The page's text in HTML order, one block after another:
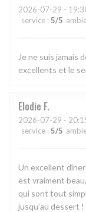
2026-07-29 -
service : 5/5
Je ne suis jamais
excellents et le
Elodie F
2026-07-29 -
service : 5/5
Un excellent
est vraiment
qui sont tout
jusqu’au dessert